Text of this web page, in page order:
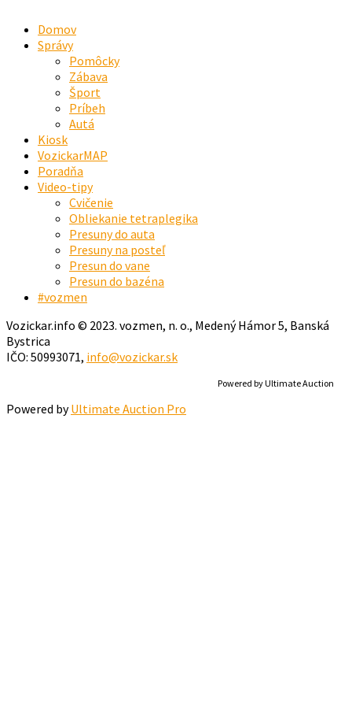
Domov
Správy
Pomôcky
Zábava
Šport
Príbeh
Autá
Kiosk
VozickarMAP
Poradňa
Video-tipy
Cvičenie
Obliekanie tetraplegika
Presuny do auta
Presuny na posteľ
Presun do vane
Presun do bazéna
#vozmen
Vozickar.info © 2023. vozmen, n. o., Medený Hámor 5, Banská
Bystrica
IČO: 50993071, info@vozickar.sk
Powered by Ultimate Auction
Powered byUltimate Auction Pro